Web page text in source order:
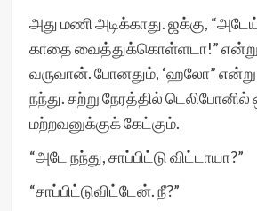
அது மணி அடிக்காது. ஜக்கு,
காதை வைத்துக்கொள்ளடா!” என்று
வருவான். போனதும், ‘ஹலோ” என்று
நந்து. சற்று நேரத்தில் டெலிபோனில்
மற்றவனுக்குக் கேட்கும்.
“அடே நந்து, சாப்பிட்டு விட்டாயா?”
“சாப்பிட்டுவிட்டேன். நீ?”